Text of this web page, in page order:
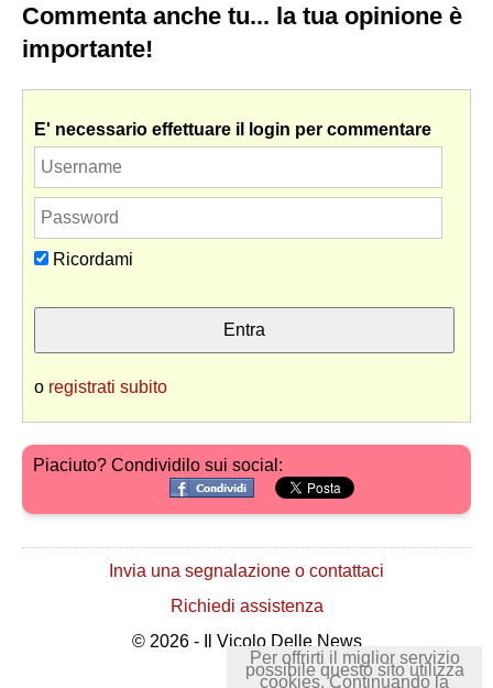
Commenta anche tu... la tua opinione è
importante!
E' necessario effettuare il login per commentare
Ricordami
o registrati subito
Piaciuto? Condividilo sui social:
Invia una segnalazione o contattaci
Richiedi assistenza
© 2026 - Il Vicolo Delle News
Per offrirti il miglior servizio
possibile questo sito utilizza
cookies. Continuando la